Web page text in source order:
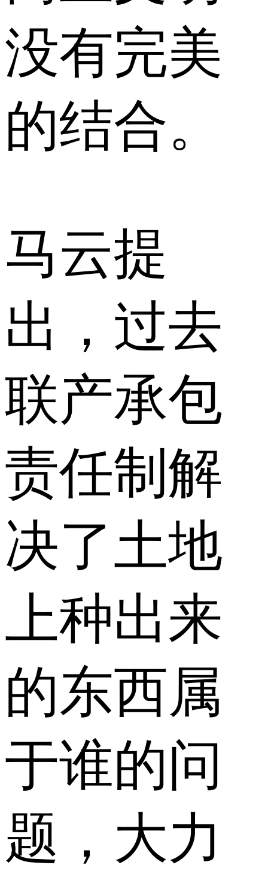
没有完美
的结合。
马云提
出，过去
联产承包
责任制解
决了土地
上种出来
的东西属
于谁的问
题，大力